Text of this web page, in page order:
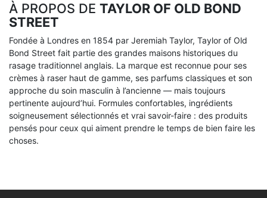
À PROPOS DE TAYLOR OF OLD BOND
STREET
Fondée à Londres en 1854 par Jeremiah Taylor, Taylor of Old
Bond Street fait partie des grandes maisons historiques du
rasage traditionnel anglais. La marque est reconnue pour ses
crèmes à raser haut de gamme, ses parfums classiques et son
approche du soin masculin à l’ancienne — mais toujours
pertinente aujourd’hui. Formules confortables, ingrédients
soigneusement sélectionnés et vrai savoir-faire : des produits
pensés pour ceux qui aiment prendre le temps de bien faire les
choses.